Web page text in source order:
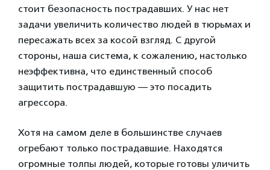
стоит безопасность пострадавших. У нас нет
задачи увеличить количество людей в тюрьмах и
пересажать всех за косой взгляд. С другой
стороны, наша система, к сожалению, настолько
неэффективна, что единственный способ
защитить пострадавшую — это посадить
агрессора.
Хотя на самом деле в большинстве случаев
огребают только пострадавшие. Находятся
огромные толпы людей, которые готовы уличить